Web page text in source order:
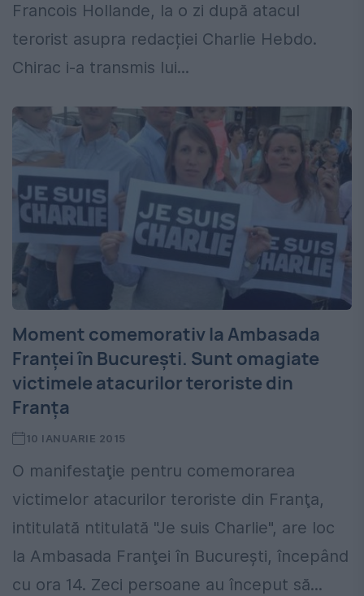
Francois Hollande, la o zi după atacul
terorist asupra redacției Charlie Hebdo.
Chirac i-a transmis lui...
Moment comemorativ la Ambasada
Franţei în Bucureşti. Sunt omagiate
victimele atacurilor teroriste din
Franţa
10 IANUARIE 2015
O manifestaţie pentru comemorarea
victimelor atacurilor teroriste din Franţa,
intitulată ntitulată "Je suis Charlie", are loc
la Ambasada Franţei în Bucureşti, începând
cu ora 14. Zeci persoane au început să...